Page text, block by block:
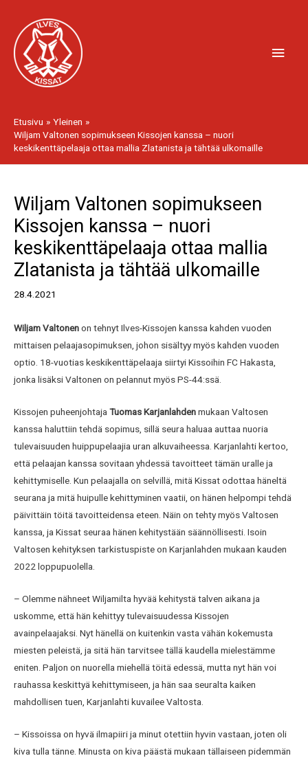
sisältöön
Etusivu
Yleinen
Wiljam Valtonen sopimukseen Kissojen kanssa – nuori
keskikenttäpelaaja ottaa mallia Zlatanista ja tähtää ulkomaille
Wiljam Valtonen sopimukseen
Kissojen kanssa – nuori
keskikenttäpelaaja ottaa mallia
Zlatanista ja tähtää ulkomaille
28.4.2021
Wiljam Valtonenon tehnyt Ilves-Kissojen kanssa kahden vuoden
mittaisen pelaajasopimuksen, johon sisältyy myös kahden vuoden
optio. 18-vuotias keskikenttäpelaaja siirtyi Kissoihin FC Hakasta,
jonka lisäksi Valtonen on pelannut myös PS-44:ssä.
Kissojen puheenjohtajaTuomas Karjanlahdenmukaan Valtosen
kanssa haluttiin tehdä sopimus, sillä seura haluaa auttaa nuoria
tulevaisuuden huippupelaajia uran alkuvaiheessa. Karjanlahti kertoo,
että pelaajan kanssa sovitaan yhdessä tavoitteet tämän uralle ja
kehittymiselle. Kun pelaajalla on selvillä, mitä Kissat odottaa häneltä
seurana ja mitä huipulle kehittyminen vaatii, on hänen helpompi tehdä
päivittäin töitä tavoitteidensa eteen. Näin on tehty myös Valtosen
kanssa, ja Kissat seuraa hänen kehitystään säännöllisesti. Isoin
Valtosen kehityksen tarkistuspiste on Karjanlahden mukaan kauden
2022 loppupuolella.
– Olemme nähneet Wiljamilta hyvää kehitystä talven aikana ja
uskomme, että hän kehittyy tulevaisuudessa Kissojen
avainpelaajaksi. Nyt hänellä on kuitenkin vasta vähän kokemusta
miesten peleistä, ja sitä hän tarvitsee tällä kaudella mielestämme
eniten. Paljon on nuorella miehellä töitä edessä, mutta nyt hän voi
rauhassa keskittyä kehittymiseen, ja hän saa seuralta kaiken
mahdollisen tuen, Karjanlahti kuvailee Valtosta.
– Kissoissa on hyvä ilmapiiri ja minut otettiin hyvin vastaan, joten oli
kiva tulla tänne. Minusta on kiva päästä mukaan tällaiseen pidemmän
selaus